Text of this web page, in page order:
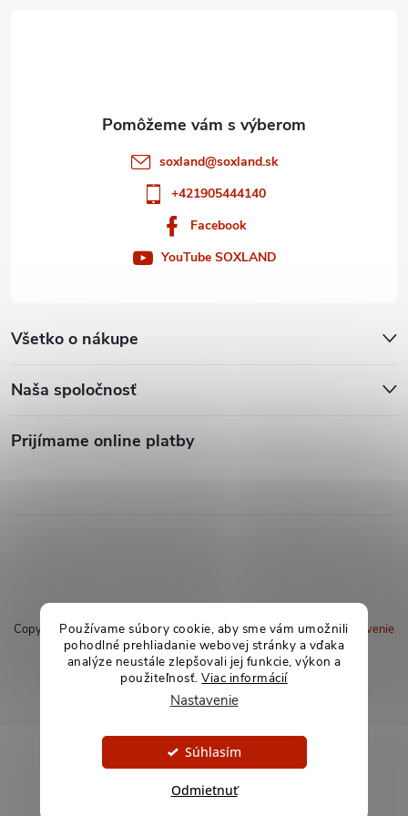
Používame súbory cookie, aby sme vám umožnili
pohodlné prehliadanie webovej stránky a vďaka
analýze neustále zlepšovali jej funkcie, výkon a
použiteľnosť.Viac informácií
Nastavenie
Odmietnuť
Súhlasím
soxland@soxland.sk
+421905444140
Facebook
YouTube SOXLAND
Všetko o nákupe
Naša spoločnosť
Prijímame online platby
Vytvoril Shoptet
Copyright 2026soxland.sk. Všetky práva vyhradené. Upraviť nastavenie
cookies